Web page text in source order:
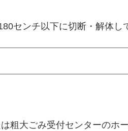
センチ以下に切断・解体し
粗大ごみ受付センターのホ